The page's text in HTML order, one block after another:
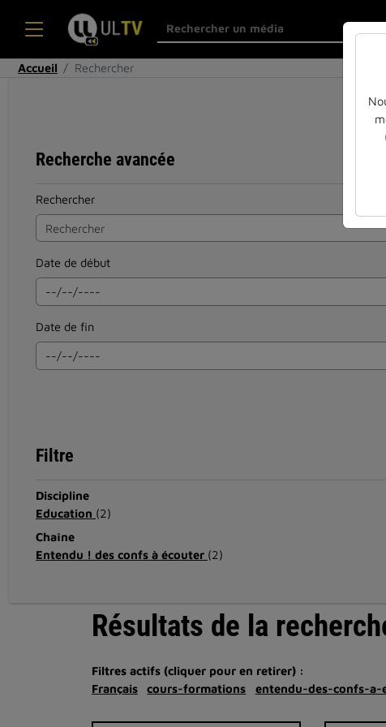
Accueil Rechercher
Recherche avancée
Rechercher
Date de début
Date de fin
Filtre
Discipline
Education (2)
Chaîne
Entendu ! des confs à écouter (2)
Résultats de la
Filtres actifs (cliquer pour en retirer) :
Français
cours-formations entendu-des-confs-a-